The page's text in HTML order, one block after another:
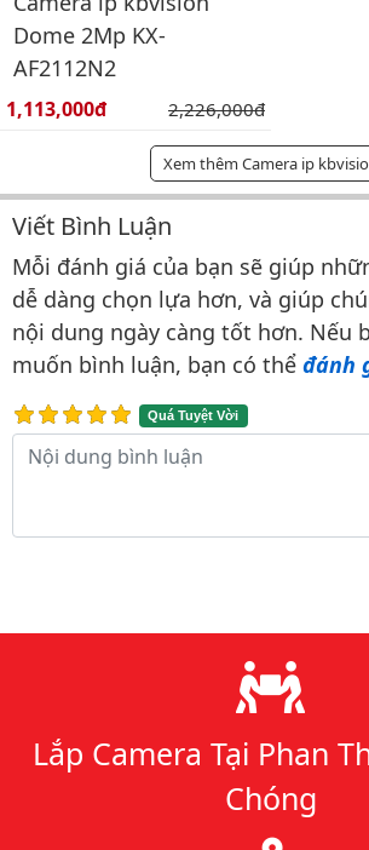
Dome 2Mp KX-
AF2112N2
Giá bán:
1,113,000đ Giá gốc:
2,226,000đ
Xem thêm Camera ip
Bình luận & Đánh
Viết Bình Luận
Mỗi đánh giá của bạn sẽ giúp
dễ dàng chọn lựa hơn, và giúp
nội dung ngày càng tốt hơn. Nếu
muốn bình luận, bạn có thể đánh
Quá Tuyệt Vời
Nội dung bình luận
Lý do chọn chúng tôi
Lắp Camera Tại Phan
Chóng